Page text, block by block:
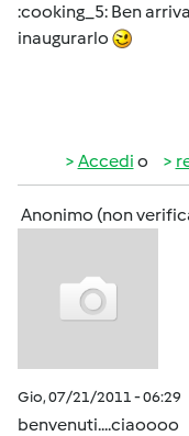
:cooking_5: Ben
inaugurarlo
Accedi o
Anonimo (non
Gio, 07/21/2011 - 06:29
benvenuti....ciaoooo